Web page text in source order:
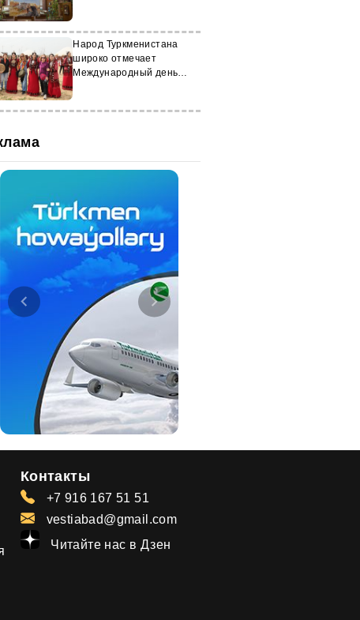
Народ Туркменистана
широко отмечает
Международный день
Контакты
+7 916 167 51 51
vestiabad@gmail.com
Читайте нас в Дзен